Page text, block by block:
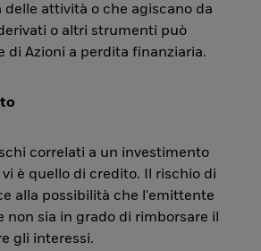
delle attività o che agiscano da
o altri strumenti può
di Azioni a perdita finanziaria.
correlati a un investimento
è quello di credito. Il rischio di
alla possibilità che l'emittente
non sia in grado di rimborsare il
gli interessi.